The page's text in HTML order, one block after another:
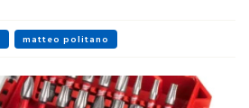
matteo politano